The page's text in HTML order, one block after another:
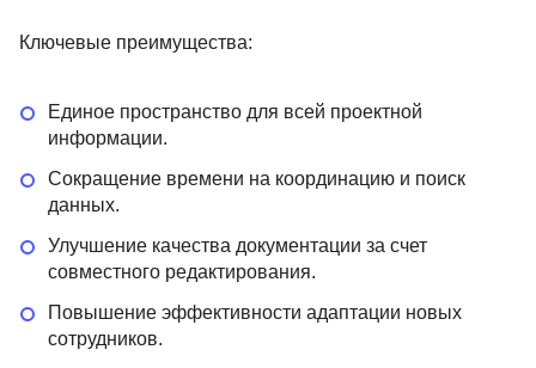
Ключевые преимущества:
Единое пространство для всей проектной
информации.
Сокращение времени на координацию и поиск
данных.
Улучшение качества документации за счет
совместного редактирования.
Повышение эффективности адаптации новых
сотрудников.